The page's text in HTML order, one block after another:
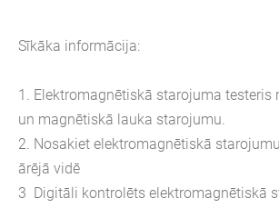
Sīkāka informācija:
1. Elektromagnētiskā starojuma testeris
un magnētiskā lauka starojumu.
2. Nosakiet elektromagnētiskā
ārējā vidē
3 Digitāli kontrolēts elektromagnētiskā